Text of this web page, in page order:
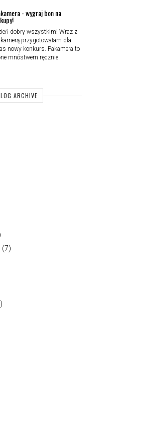
- wygraj bon na
dobry wszystkim! Wraz z
przygotowałam dla
nowy konkurs. Pakamera to
mnóstwem ręcznie
ARCHIVE
(7)